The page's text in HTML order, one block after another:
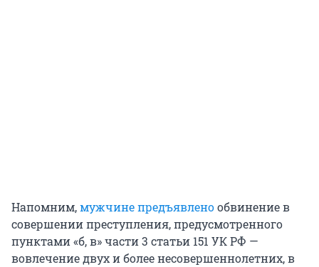
Напомним,мужчине предъявленообвинение в
совершении преступления, предусмотренного
пунктами «б, в» части 3 статьи 151 УК РФ —
вовлечение двух и более несовершеннолетних, в